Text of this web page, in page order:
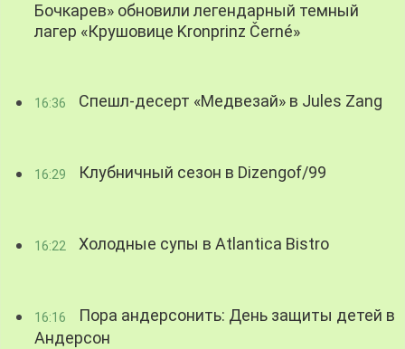
Бочкарев» обновили легендарный темный
лагер «Крушовице Kronprinz Černé»
16:36 Спешл-десерт «Медвезай» в Jules Zang
16:29 Клубничный сезон в Dizengof/99
16:22 Холодные супы в Atlantica Bistro
16:16
Пора андерсонить: День защиты детей в
Андерсон